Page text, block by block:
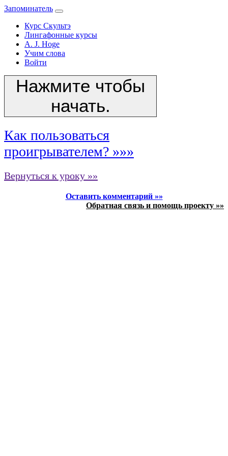
Запоминатель
Курс Скультэ
Лингафонные курсы
A. J. Hoge
Учим слова
Войти
Нажмите чтобы
начать.
Как пользоваться
проигрывателем? »»»
Вернуться к уроку »»
Оставить комментарий »»
Обратная связь и помощь проекту »»